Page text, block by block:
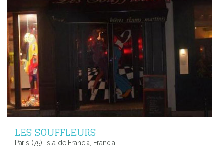
LES SOUFFLEURS
Paris (75), Isla de Francia, Francia